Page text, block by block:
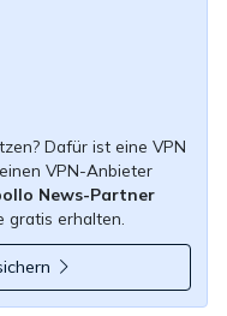
Dafür ist eine VPN
VPN-Anbieter
News-Partner
gratis erhalten.